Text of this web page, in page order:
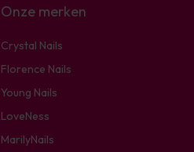
Onze merken
Crystal Nails
Florence Nails
Young Nails
LoveNess
MarilyNails